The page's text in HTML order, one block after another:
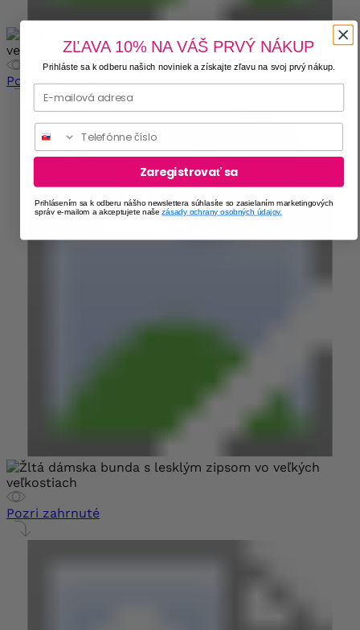
Pozri zahrnuté
Pozri zahrnuté
ZĽAVA 10% NA VÁŠ PRVÝ NÁKUP
Prihláste sa k odberu našich noviniek a získajte zľavu na svoj prvý nákup.
Zaregistrovať sa
Prihlásením sa k odberu nášho newslettera súhlasíte so zasielaním marketingových
správ e-mailom a akceptujete našezásady ochrany osobných údajov.